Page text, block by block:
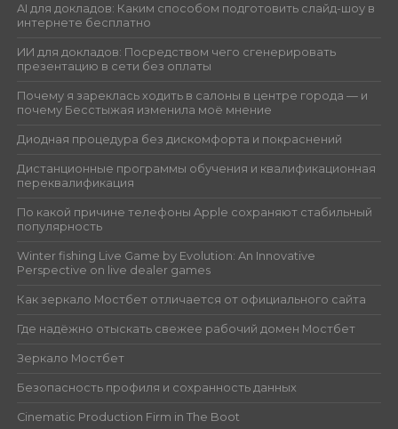
AI для докладов: Каким способом подготовить слайд-шоу в
интернете бесплатно
ИИ для докладов: Посредством чего сгенерировать
презентацию в сети без оплаты
Почему я зареклась ходить в салоны в центре города — и
почему Бесстыжая изменила моё мнение
Диодная процедура без дискомфорта и покраснений
Дистанционные программы обучения и квалификационная
переквалификация
По какой причине телефоны Apple сохраняют стабильный
популярность
Winter fishing Live Game by Evolution: An Innovative
Perspective on live dealer games
Как зеркало Мостбет отличается от официального сайта
Где надёжно отыскать свежее рабочий домен Мостбет
Зеркало Мостбет
Безопасность профиля и сохранность данных
Cinematic Production Firm in The Boot